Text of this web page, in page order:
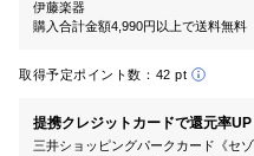
伊藤楽器
購入合計金額4,990円以上で送料無料
取得予定ポイント数： 42 pt
提携クレジットカードで還元率UP
三井ショッピングパークカード《セ